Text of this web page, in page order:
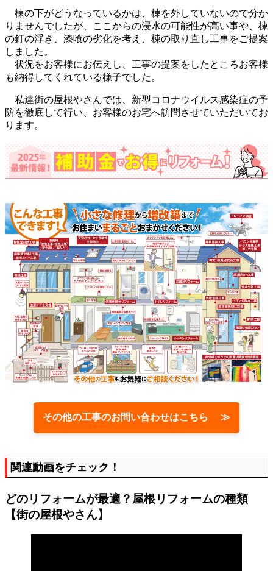
棟の下がどうなっているかは、棟を外していないので分か
りませんでしたが、ここからの浸水の可能性が高い事や、棟
の釘の浮き、漆喰の劣化を考え、棟の取り直し工事をご提案
しました。
状況をお客様にお伝えし、工事の提案をしたところお客様
も納得してくれている様子でした。
私達街の屋根やさんでは、新型コロナウイルス感染症の予
防を徹底して行い、お客様のお宅へ訪問させていただいてお
ります。
その他の工事のお問い合わせはこちら ≫
関連動画をチェック！
どのリフォームが最適？屋根リフォームの種類
【街の屋根やさん】